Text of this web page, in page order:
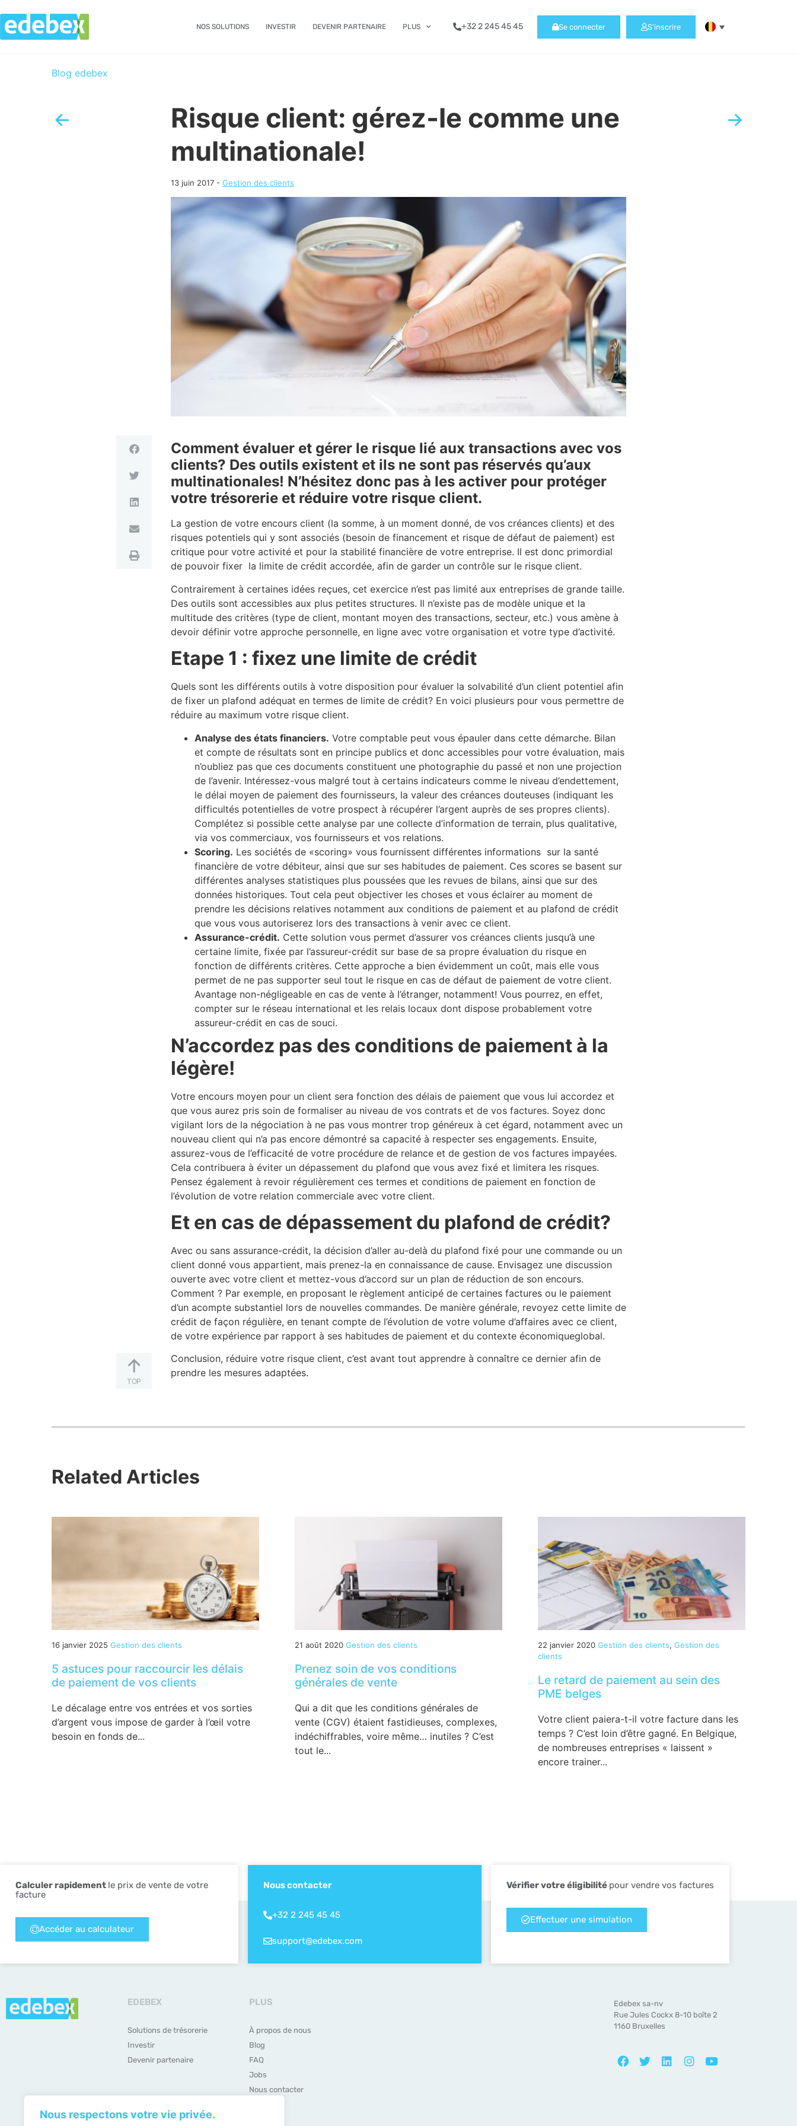
Nous respectons votre vie privée.
NOS SOLUTIONS INVESTIR DEVENIR PARTENAIRE PLUS +32 2 245 45 45 Se connecter S'inscrire
Blog edebex
Risque client: gérez-le comme une
multinationale!
13 juin 2017 - Gestion des clients
TOP
Comment évaluer et gérer le risque lié aux transactions avec vos
clients? Des outils existent et ils ne sont pas réservés qu’aux
multinationales! N’hésitez donc pas à les activer pour protéger
votre trésorerie et réduire votre risque client.
La gestion de votre encours client (la somme, à un moment donné, de vos créances clients) et des
risques potentiels qui y sont associés (besoin de financement et risque de défaut de paiement) est
critique pour votre activité et pour la stabilité financière de votre entreprise. Il est donc primordial
de pouvoir fixer la limite de crédit accordée, afin de garder un contrôle sur le risque client.
Contrairement à certaines idées reçues, cet exercice n’est pas limité aux entreprises de grande taille.
Des outils sont accessibles aux plus petites structures. Il n’existe pas de modèle unique et la
multitude des critères (type de client, montant moyen des transactions, secteur, etc.) vous amène à
devoir définir votre approche personnelle, en ligne avec votre organisation et votre type d’activité.
Etape 1 : fixez une limite de crédit
Quels sont les différents outils à votre disposition pour évaluer la solvabilité d’un client potentiel afin
de fixer un plafond adéquat en termes de limite de crédit? En voici plusieurs pour vous permettre de
réduire au maximum votre risque client.
Analyse des états financiers. Votre comptable peut vous épauler dans cette démarche. Bilan
et compte de résultats sont en principe publics et donc accessibles pour votre évaluation, mais
n’oubliez pas que ces documents constituent une photographie du passé et non une projection
de l’avenir. Intéressez-vous malgré tout à certains indicateurs comme le niveau d’endettement,
le délai moyen de paiement des fournisseurs, la valeur des créances douteuses (indiquant les
difficultés potentielles de votre prospect à récupérer l’argent auprès de ses propres clients).
Complétez si possible cette analyse par une collecte d’information de terrain, plus qualitative,
via vos commerciaux, vos fournisseurs et vos relations.
Scoring. Les sociétés de «scoring» vous fournissent différentes informations sur la santé
financière de votre débiteur, ainsi que sur ses habitudes de paiement. Ces scores se basent sur
différentes analyses statistiques plus poussées que les revues de bilans, ainsi que sur des
données historiques. Tout cela peut objectiver les choses et vous éclairer au moment de
prendre les décisions relatives notamment aux conditions de paiement et au plafond de crédit
que vous vous autoriserez lors des transactions à venir avec ce client.
Assurance-crédit. Cette solution vous permet d’assurer vos créances clients jusqu’à une
certaine limite, fixée par l’assureur-crédit sur base de sa propre évaluation du risque en
fonction de différents critères. Cette approche a bien évidemment un coût, mais elle vous
permet de ne pas supporter seul tout le risque en cas de défaut de paiement de votre client.
Avantage non-négligeable en cas de vente à l’étranger, notamment! Vous pourrez, en effet,
compter sur le réseau international et les relais locaux dont dispose probablement votre
assureur-crédit en cas de souci.
N’accordez pas des conditions de paiement à la
légère!
Votre encours moyen pour un client sera fonction des délais de paiement que vous lui accordez et
que vous aurez pris soin de formaliser au niveau de vos contrats et de vos factures. Soyez donc
vigilant lors de la négociation à ne pas vous montrer trop généreux à cet égard, notamment avec un
nouveau client qui n’a pas encore démontré sa capacité à respecter ses engagements. Ensuite,
assurez-vous de l’efficacité de votre procédure de relance et de gestion de vos factures impayées.
Cela contribuera à éviter un dépassement du plafond que vous avez fixé et limitera les risques.
Pensez également à revoir régulièrement ces termes et conditions de paiement en fonction de
l’évolution de votre relation commerciale avec votre client.
Et en cas de dépassement du plafond de crédit?
Avec ou sans assurance-crédit, la décision d’aller au-delà du plafond fixé pour une commande ou un
client donné vous appartient, mais prenez-la en connaissance de cause. Envisagez une discussion
ouverte avec votre client et mettez-vous d’accord sur un plan de réduction de son encours.
Comment ? Par exemple, en proposant le règlement anticipé de certaines factures ou le paiement
d’un acompte substantiel lors de nouvelles commandes. De manière générale, revoyez cette limite de
crédit de façon régulière, en tenant compte de l’évolution de votre volume d’affaires avec ce client,
de votre expérience par rapport à ses habitudes de paiement et du contexte économiqueglobal.
Conclusion, réduire votre risque client, c’est avant tout apprendre à connaître ce dernier afin de
prendre les mesures adaptées.
Related Articles
16 janvier 2025 Gestion des clients
5 astuces pour raccourcir les délais
de paiement de vos clients
Le décalage entre vos entrées et vos sorties
d’argent vous impose de garder à l’œil votre
besoin en fonds de...
21 août 2020 Gestion des clients
Prenez soin de vos conditions
générales de vente
Qui a dit que les conditions générales de
vente (CGV) étaient fastidieuses, complexes,
indéchiffrables, voire même… inutiles ? C’est
tout le...
22 janvier 2020 Gestion des clients, Gestion des
clients
Le retard de paiement au sein des
PME belges
Votre client paiera-t-il votre facture dans les
temps ? C’est loin d’être gagné. En Belgique,
de nombreuses entreprises « laissent »
encore trainer...
Calculer rapidement le prix de vente de votre
facture
Accéder au calculateur
Nous contacter
+32 2 245 45 45
support@edebex.com
Vérifier votre éligibilité pour vendre vos factures
Effectuer une simulation
EDEBEX
Solutions de trésorerie
Investir
Devenir partenaire
PLUS
À propos de nous
Blog
FAQ
Jobs
Nous contacter
Edebex sa-nv
Rue Jules Cockx 8-10 boîte 2
1160 Bruxelles